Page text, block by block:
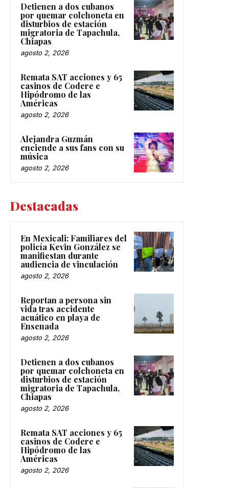
Detienen a dos cubanos
por quemar colchoneta en
disturbios de estación
migratoria de Tapachula,
Chiapas
agosto 2, 2026
Remata SAT acciones y 65
casinos de Codere e
Hipódromo de las
Américas
agosto 2, 2026
Alejandra Guzmán
enciende a sus fans con su
música
agosto 2, 2026
Destacadas
En Mexicali: Familiares del
policía Kevin González se
manifiestan durante
audiencia de vinculación
agosto 2, 2026
Reportan a persona sin
vida tras accidente
acuático en playa de
Ensenada
agosto 2, 2026
Detienen a dos cubanos
por quemar colchoneta en
disturbios de estación
migratoria de Tapachula,
Chiapas
agosto 2, 2026
Remata SAT acciones y 65
casinos de Codere e
Hipódromo de las
Américas
agosto 2, 2026